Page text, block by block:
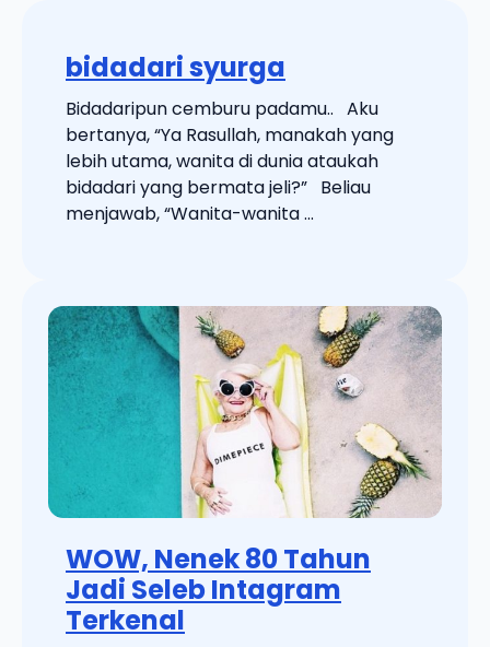
bidadari syurga
Bidadaripun cemburu padamu.. Aku
bertanya, “Ya Rasullah, manakah yang
lebih utama, wanita di dunia ataukah
bidadari yang bermata jeli?” Beliau
menjawab, “Wanita-wanita ...
WOW, Nenek 80 Tahun
Jadi Seleb Intagram
Terkenal